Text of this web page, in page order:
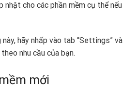
nhật cho các phần mềm cụ thể nếu
hãy nhấp vào tab “Settings” và
nhu cầu của bạn.
mới